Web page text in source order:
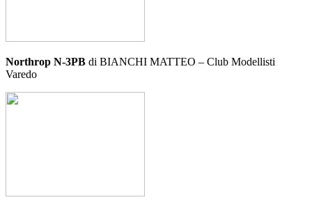
Northrop N-3PB di BIANCHI MATTEO – Club Modellisti
Varedo